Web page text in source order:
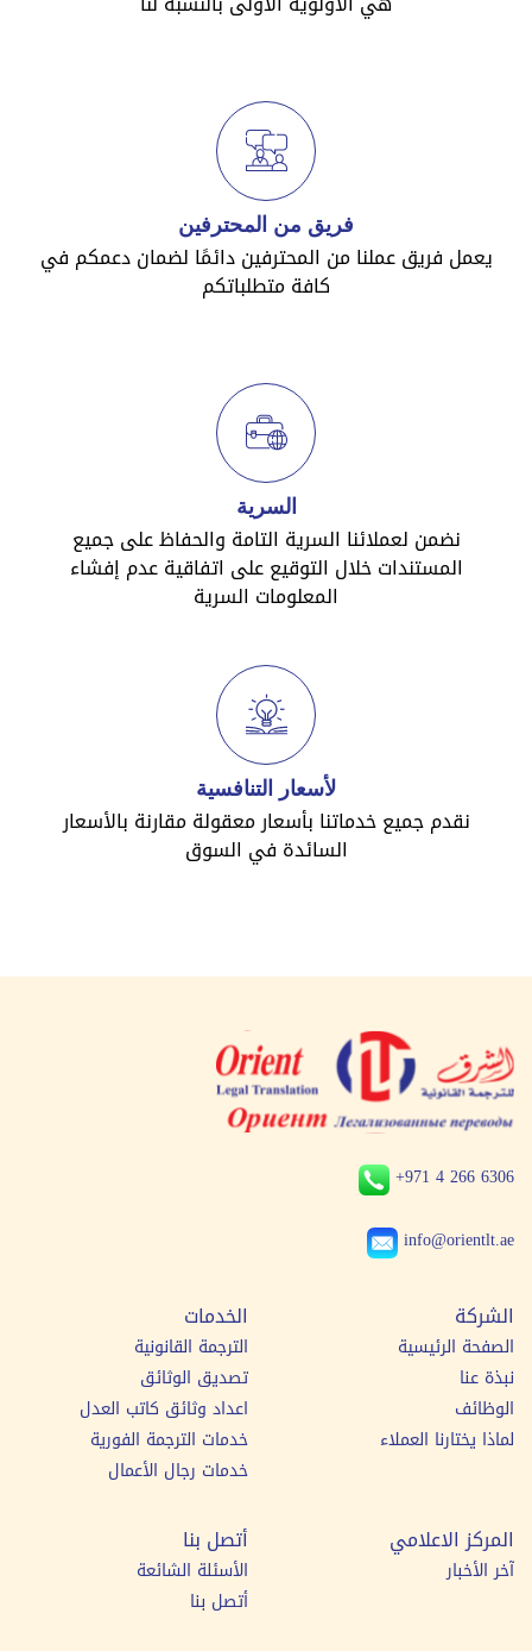
فريق من المحترفين
يعمل فريق عملنا من المحترفين دائمًا لضمان دعمكم في
كافة متطلباتكم
السرية
نضمن لعملائنا السرية التامة والحفاظ على جميع
المستندات خلال التوقيع على اتفاقية عدم إفشاء
المعلومات السرية
لأسعار التنافسية
نقدم جميع خدماتنا بأسعار معقولة مقارنة بالأسعار
السائدة في السوق
+971 4 266 6306
info@orientlt.ae
الشركة
الصفحة الرئيسية
نبذة عنا
الوظائف
لماذا يختارنا العملاء
الخدمات
الترجمة القانونية
تصديق الوثائق
اعداد وثائق كاتب العدل
خدمات الترجمة الفورية
خدمات رجال الأعمال
المركز الاعلامي
آخر الأخبار
أتصل بنا
الأسئلة الشائعة
أتصل بنا